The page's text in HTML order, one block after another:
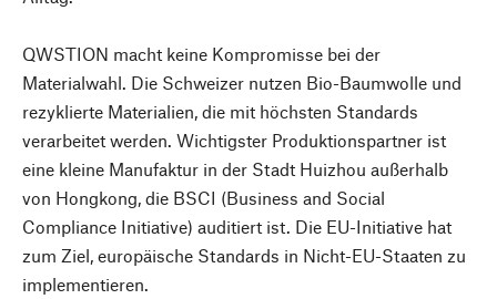
QWSTION macht keine Kompromisse bei der
Materialwahl. Die Schweizer nutzen Bio-Baumwolle und
rezyklierte Materialien, die mit höchsten Standards
verarbeitet werden. Wichtigster Produktionspartner ist
eine kleine Manufaktur in der Stadt Huizhou außerhalb
von Hongkong, die BSCI (Business and Social
Compliance Initiative) auditiert ist. Die EU-Initiative hat
zum Ziel, europäische Standards in Nicht-EU-Staaten zu
implementieren.